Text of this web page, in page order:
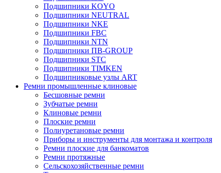
Подшипники KOYO
Подшипники NEUTRAL
Подшипники NKE
Подшипники FBC
Подшипники NTN
Подшипники ПВ-GROUP
Подшипники STC
Подшипники TIMKEN
Подшипниковые узлы ART
Ремни промышленные клиновые
Бесшовные ремни
Зубчатые ремни
Клиновые ремни
Плоские ремни
Полиуретановые ремни
Приборы и инструменты для монтажа и контроля
Ремни плоские для банкоматов
Ремни протяжные
Сельскохозяйственные ремни